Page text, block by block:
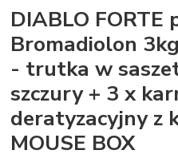
DIABLO FORTE
Bromadiolon
- trutka w
szczury + 3 x
deratyzacyjny z
MOUSE BOX